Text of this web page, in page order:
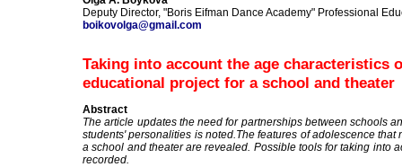
Deputy Director, "Boris Eifman Dance Academy" Professional
boikovolga@gmail.com
Taking into account the age characteristics
educational project for a school and theater
Abstract
The article updates the need for partnerships between schools
students' personalities is noted.The features of adolescence
a school and theater are revealed. Possible tools for taking into
recorded.